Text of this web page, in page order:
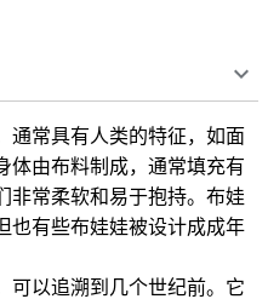
通常具有人类的特征，如面
体由布料制成，通常填充有
非常柔软和易于抱持。布娃
也有些布娃娃被设计成成年
可以追溯到几个世纪前。它